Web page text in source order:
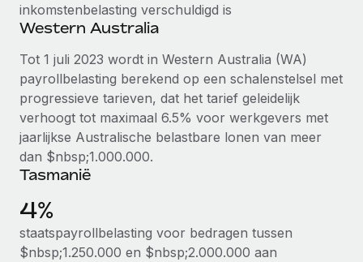
inkomstenbelasting verschuldigd is
Western Australia
Tot 1 juli 2023 wordt in Western Australia (WA)
payrollbelasting berekend op een schalenstelsel met
progressieve tarieven, dat het tarief geleidelijk
verhoogt tot maximaal 6.5% voor werkgevers met
jaarlijkse Australische belastbare lonen van meer
dan $nbsp;1.000.000.
Tasmanië
4%
staatspayrollbelasting voor bedragen tussen
$nbsp;1.250.000 en $nbsp;2.000.000 aan